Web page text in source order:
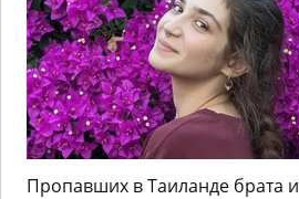
Пропавших в Таиланде брата и